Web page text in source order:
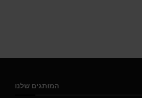
המותגים שלנו